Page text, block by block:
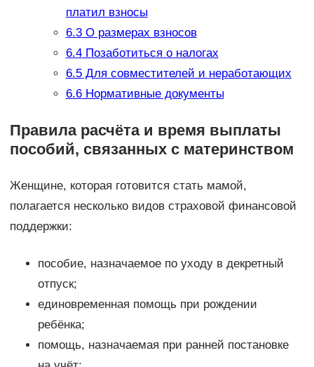
платил взносы
6.3О размерах взносов
6.4Позаботиться о налогах
6.5Для совместителей и неработающих
6.6Нормативные документы
Правила расчёта и время выплаты
пособий, связанных с материнством
Женщине, которая готовится стать мамой,
полагается несколько видов страховой финансовой
поддержки:
пособие, назначаемое по уходу в декретный
отпуск;
единовременная помощь при рождении
ребёнка;
помощь, назначаемая при ранней постановке